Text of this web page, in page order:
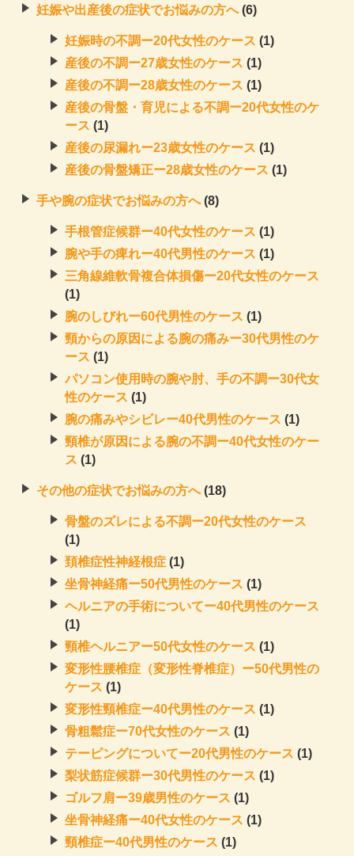
妊娠や出産後の症状でお悩みの方へ(6)
妊娠時の不調ー20代女性のケース (1)
産後の不調ー27歳女性のケース (1)
産後の不調ー28歳女性のケース (1)
産後の骨盤・育児による不調ー20代女性のケ
ース (1)
産後の尿漏れー23歳女性のケース (1)
産後の骨盤矯正ー28歳女性のケース (1)
手や腕の症状でお悩みの方へ(8)
手根管症候群ー40代女性のケース (1)
腕や手の痺れー40代男性のケース (1)
三角線維軟骨複合体損傷ー20代女性のケース
(1)
腕のしびれー60代男性のケース (1)
頸からの原因による腕の痛みー30代男性のケ
ース (1)
パソコン使用時の腕や肘、手の不調ー30代女
性のケース (1)
腕の痛みやシビレー40代男性のケース (1)
頸椎が原因による腕の不調ー40代女性のケー
ス (1)
その他の症状でお悩みの方へ(18)
骨盤のズレによる不調ー20代女性のケース
(1)
頚椎症性神経根症 (1)
坐骨神経痛ー50代男性のケース (1)
ヘルニアの手術についてー40代男性のケース
(1)
頸椎ヘルニアー50代女性のケース (1)
変形性腰椎症（変形性脊椎症）ー50代男性の
ケース (1)
変形性頸椎症ー40代男性のケース (1)
骨粗鬆症ー70代女性のケース (1)
テーピングについてー20代男性のケース (1)
梨状筋症候群ー30代男性のケース (1)
ゴルフ肩ー39歳男性のケース (1)
坐骨神経痛ー40代女性のケース (1)
頸椎症ー40代男性のケース (1)